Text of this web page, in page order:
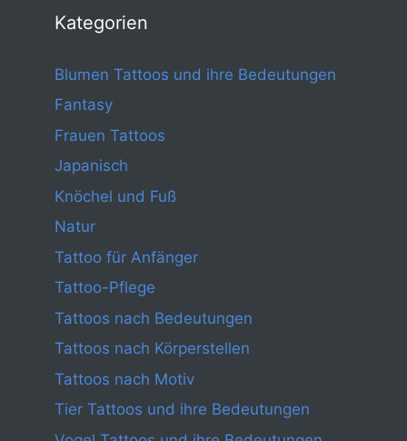
Kategorien
Blumen Tattoos und ihre Bedeutungen
Fantasy
Frauen Tattoos
Japanisch
Knöchel und Fuß
Natur
Tattoo für Anfänger
Tattoo-Pflege
Tattoos nach Bedeutungen
Tattoos nach Körperstellen
Tattoos nach Motiv
Tier Tattoos und ihre Bedeutungen